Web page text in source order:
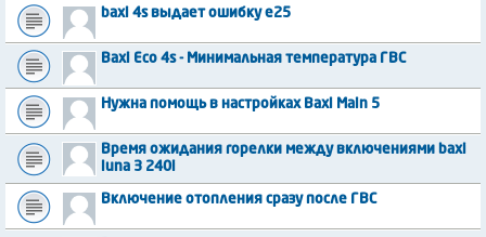
baxi 4s выдает ошибку е25
Baxi Eco 4s - Минимальная температура ГВС
Нужна помощь в настройках Baxi Main 5
Время ожидания горелки между включениями baxi
luna 3 240i
Включение отопления сразу после ГВС